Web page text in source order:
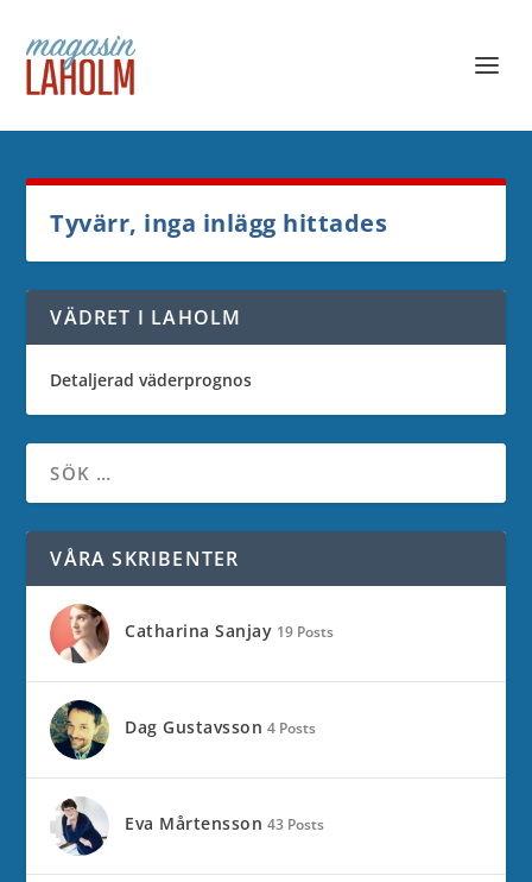
Tyvärr, inga inlägg hittades
VÄDRET I LAHOLM
Detaljerad väderprognos
VÅRA SKRIBENTER
Catharina Sanjay 19 Posts
Dag Gustavsson 4 Posts
Eva Mårtensson 43 Posts